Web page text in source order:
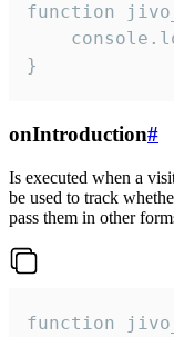
function
}
onIntroduction#
Is executed when a
be used to track
pass them in other
function